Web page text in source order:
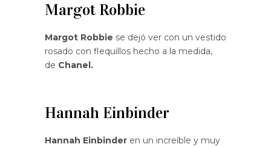
Margot Robbie
Margot Robbie se dejó ver con un vestido
rosado con flequillos hecho a la medida,
de Chanel.
Hannah Einbinder
Hannah Einbinder en un increíble y muy